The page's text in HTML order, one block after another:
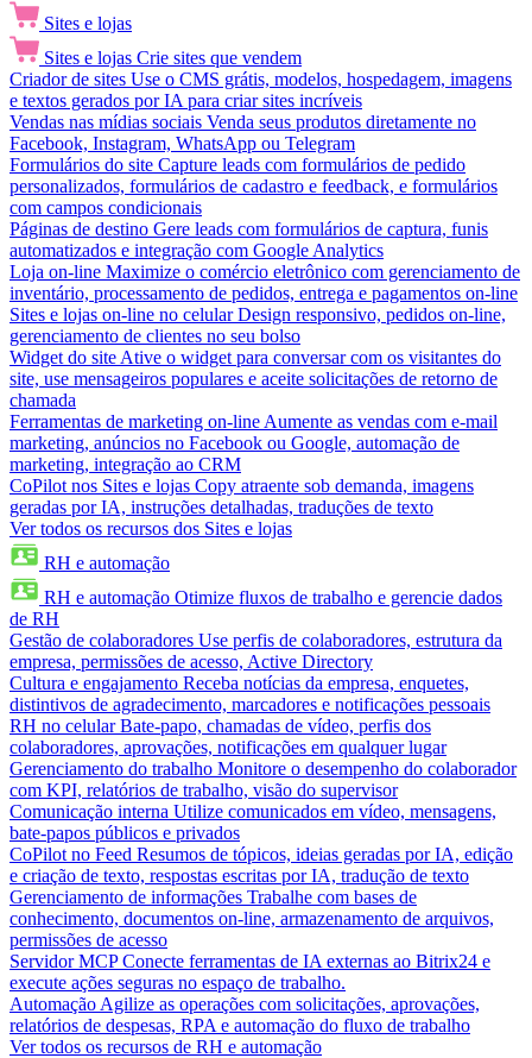
Sites e lojas
Sites e lojas Crie sites que vendem
Criador de sites Use o CMS grátis, modelos, hospedagem, imagens
e textos gerados por IA para criar sites incríveis
Vendas nas mídias sociais Venda seus produtos diretamente no
Facebook, Instagram, WhatsApp ou Telegram
Formulários do site Capture leads com formulários de pedido
personalizados, formulários de cadastro e feedback, e formulários
com campos condicionais
Páginas de destino Gere leads com formulários de captura, funis
automatizados e integração com Google Analytics
Loja on-line Maximize o comércio eletrônico com gerenciamento de
inventário, processamento de pedidos, entrega e pagamentos on-line
Sites e lojas on-line no celular Design responsivo, pedidos on-line,
gerenciamento de clientes no seu bolso
Widget do site Ative o widget para conversar com os visitantes do
site, use mensageiros populares e aceite solicitações de retorno de
chamada
Ferramentas de marketing on-line Aumente as vendas com e-mail
marketing, anúncios no Facebook ou Google, automação de
marketing, integração ao CRM
CoPilot nos Sites e lojas Copy atraente sob demanda, imagens
geradas por IA, instruções detalhadas, traduções de texto
Ver todos os recursos dos Sites e lojas
RH e automação
RH e automação Otimize fluxos de trabalho e gerencie dados
de RH
Gestão de colaboradores Use perfis de colaboradores, estrutura da
empresa, permissões de acesso, Active Directory
Cultura e engajamento Receba notícias da empresa, enquetes,
distintivos de agradecimento, marcadores e notificações pessoais
RH no celular Bate-papo, chamadas de vídeo, perfis dos
colaboradores, aprovações, notificações em qualquer lugar
Gerenciamento do trabalho Monitore o desempenho do colaborador
com KPI, relatórios de trabalho, visão do supervisor
Comunicação interna Utilize comunicados em vídeo, mensagens,
bate-papos públicos e privados
CoPilot no Feed Resumos de tópicos, ideias geradas por IA, edição
e criação de texto, respostas escritas por IA, tradução de texto
Gerenciamento de informações Trabalhe com bases de
conhecimento, documentos on-line, armazenamento de arquivos,
permissões de acesso
Servidor MCP Conecte ferramentas de IA externas ao Bitrix24 e
execute ações seguras no espaço de trabalho.
Automação Agilize as operações com solicitações, aprovações,
relatórios de despesas, RPA e automação do fluxo de trabalho
Ver todos os recursos de RH e automação